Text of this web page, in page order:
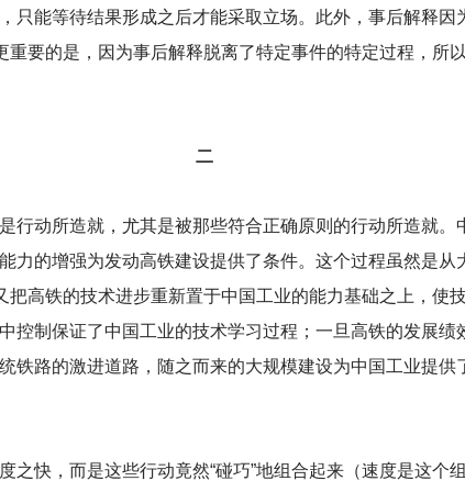
只能等待结果形成之后才能采取立场。此外，事后解释因
重要的是，因为事后解释脱离了特定事件的特定过程，所
二
行动所造就，尤其是被那些符合正确原则的行动所造就。
力的增强为发动高铁建设提供了条件。这个过程虽然是
把高铁的技术进步重新置于中国工业的能力基础之上，使
控制保证了中国工业的技术学习过程；一旦高铁的发展
铁路的激进道路，随之而来的大规模建设为中国工业提供
之快，而是这些行动竟然“碰巧”地组合起来（速度是这个